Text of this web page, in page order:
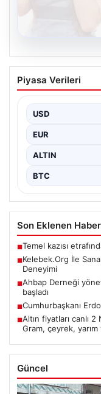
Kelebek.Org
Adresi Ve
sağlaması kritik
Piyasa Verileri
USD
EUR
ALTIN
BTC
Son Eklenen
■Temel kazısı
■Kelebek.Org İle
Deneyimi
■Ahbap Derneği
başladı
■Cumhurbaşkanı
■Altın fiyatları canlı
Gram, çeyrek, yarım
Güncel